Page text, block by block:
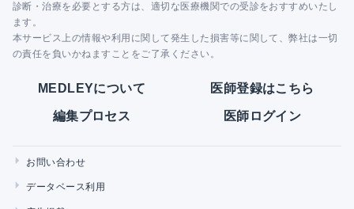
診断・治療を必要とする方は、適切な医療機関での受診をおすすめいたし
ます。
本サービス上の情報や利用に関して発生した損害等に関して、弊社は一切
の責任を負いかねますことをご了承ください。
MEDLEYについて 医師登録はこちら
編集プロセス 医師ログイン
お問い合わせ
データベース利用